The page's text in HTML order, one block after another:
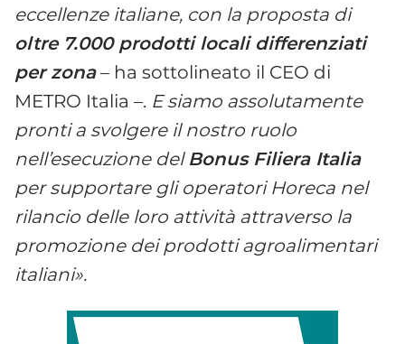
eccellenze italiane, con la proposta di
oltre 7.000 prodotti locali differenziati
per zona– ha sottolineato il CEO di
METRO Italia –. E siamo assolutamente
pronti a svolgere il nostro ruolo
nell’esecuzione del Bonus Filiera Italia
per supportare gli operatori Horeca nel
rilancio delle loro attività attraverso la
promozione dei prodotti agroalimentari
italiani».